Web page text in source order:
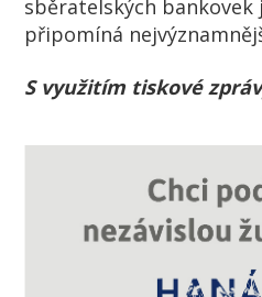
sběratelských bankovek
připomíná
S využitím tiskové